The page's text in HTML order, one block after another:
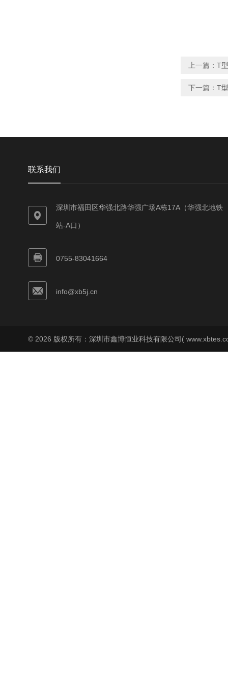
上一篇： T
下一篇： T
联系我们
深圳市福田区华强北路华强广场A栋17A（华强北地铁
站-A口）
0755-83041664
info@xb5j.cn
© 2026 版权所有：深圳市鑫博恒业科技有限公司(